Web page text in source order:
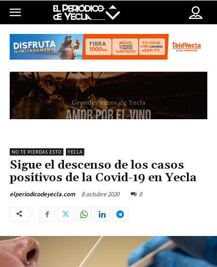
NO TE PIERDAS ESTO YECLA
Sigue el descenso de los casos
positivos de la Covid-19 en Yecla
elperiodicodeyecla.com 8 octubre 2020 0